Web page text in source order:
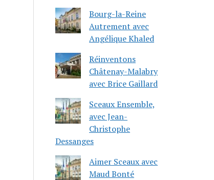
Bourg-la-Reine
Autrement avec
Angélique Khaled
Réinventons
Châtenay-Malabry
avec Brice Gaillard
Sceaux Ensemble,
avec Jean-
Christophe
Dessanges
Aimer Sceaux avec
Maud Bonté